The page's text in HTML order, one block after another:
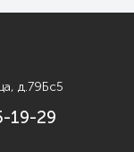
д.79Бс5
19-29